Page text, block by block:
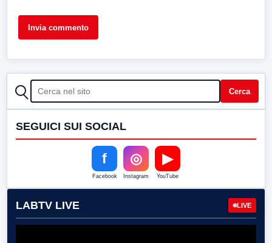
CERCA Cerca
SEGUICI SUI SOCIAL
f
Facebook
◎
Instagram
▶
YouTube
LABTV LIVE LIVE